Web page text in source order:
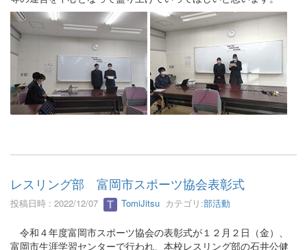
レスリング部 富岡市スポーツ協会表彰式
投稿日時 : 2022/12/07 TomiJitsu カテゴリ:部活動
令和４年度富岡市スポーツ協会の表彰式が１２月２日（金）、
富岡市生涯学習センターで行われ、本校レスリング部の石井公健